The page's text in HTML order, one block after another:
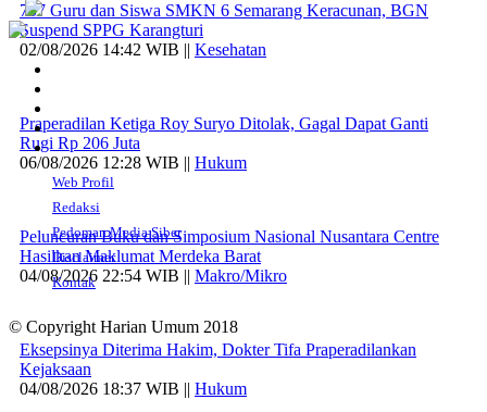
707 Guru dan Siswa SMKN 6 Semarang Keracunan, BGN
Suspend SPPG Karangturi
02/08/2026 14:42 WIB || Kesehatan
Praperadilan Ketiga Roy Suryo Ditolak, Gagal Dapat Ganti
Rugi Rp 206 Juta
06/08/2026 12:28 WIB || Hukum
Peluncuran Buku dan Simposium Nasional Nusantara Centre
Hasilkan Maklumat Merdeka Barat
04/08/2026 22:54 WIB || Makro/Mikro
Eksepsinya Diterima Hakim, Dokter Tifa Praperadilankan
Kejaksaan
04/08/2026 18:37 WIB || Hukum
Web Profil
Redaksi
Pedoman Media Siber
Disclaimer
Kontak
© Copyright Harian Umum 2018